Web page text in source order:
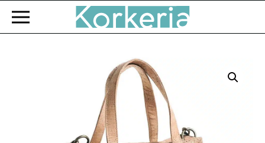
Zum Hauptinhalt springen